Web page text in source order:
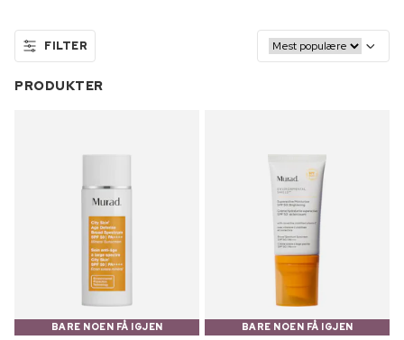
FILTER
PRODUKTER
BARE NOEN FÅ IGJEN
BARE NOEN FÅ IGJEN